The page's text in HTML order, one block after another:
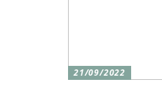
21/09/2022